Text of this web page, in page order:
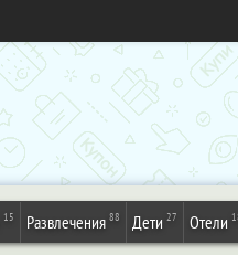
15 Развлечения 88 Дети 27 Отели